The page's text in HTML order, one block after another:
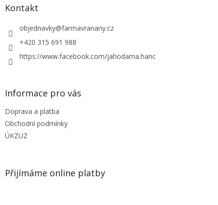
Kontakt
objednavky@farmavranany.cz
+420 315 691 988
https://www.facebook.com/jahodarna.hanc
Informace pro vás
Doprava a platba
Obchodní podmínky
ÚKZUZ
Přijímáme online platby